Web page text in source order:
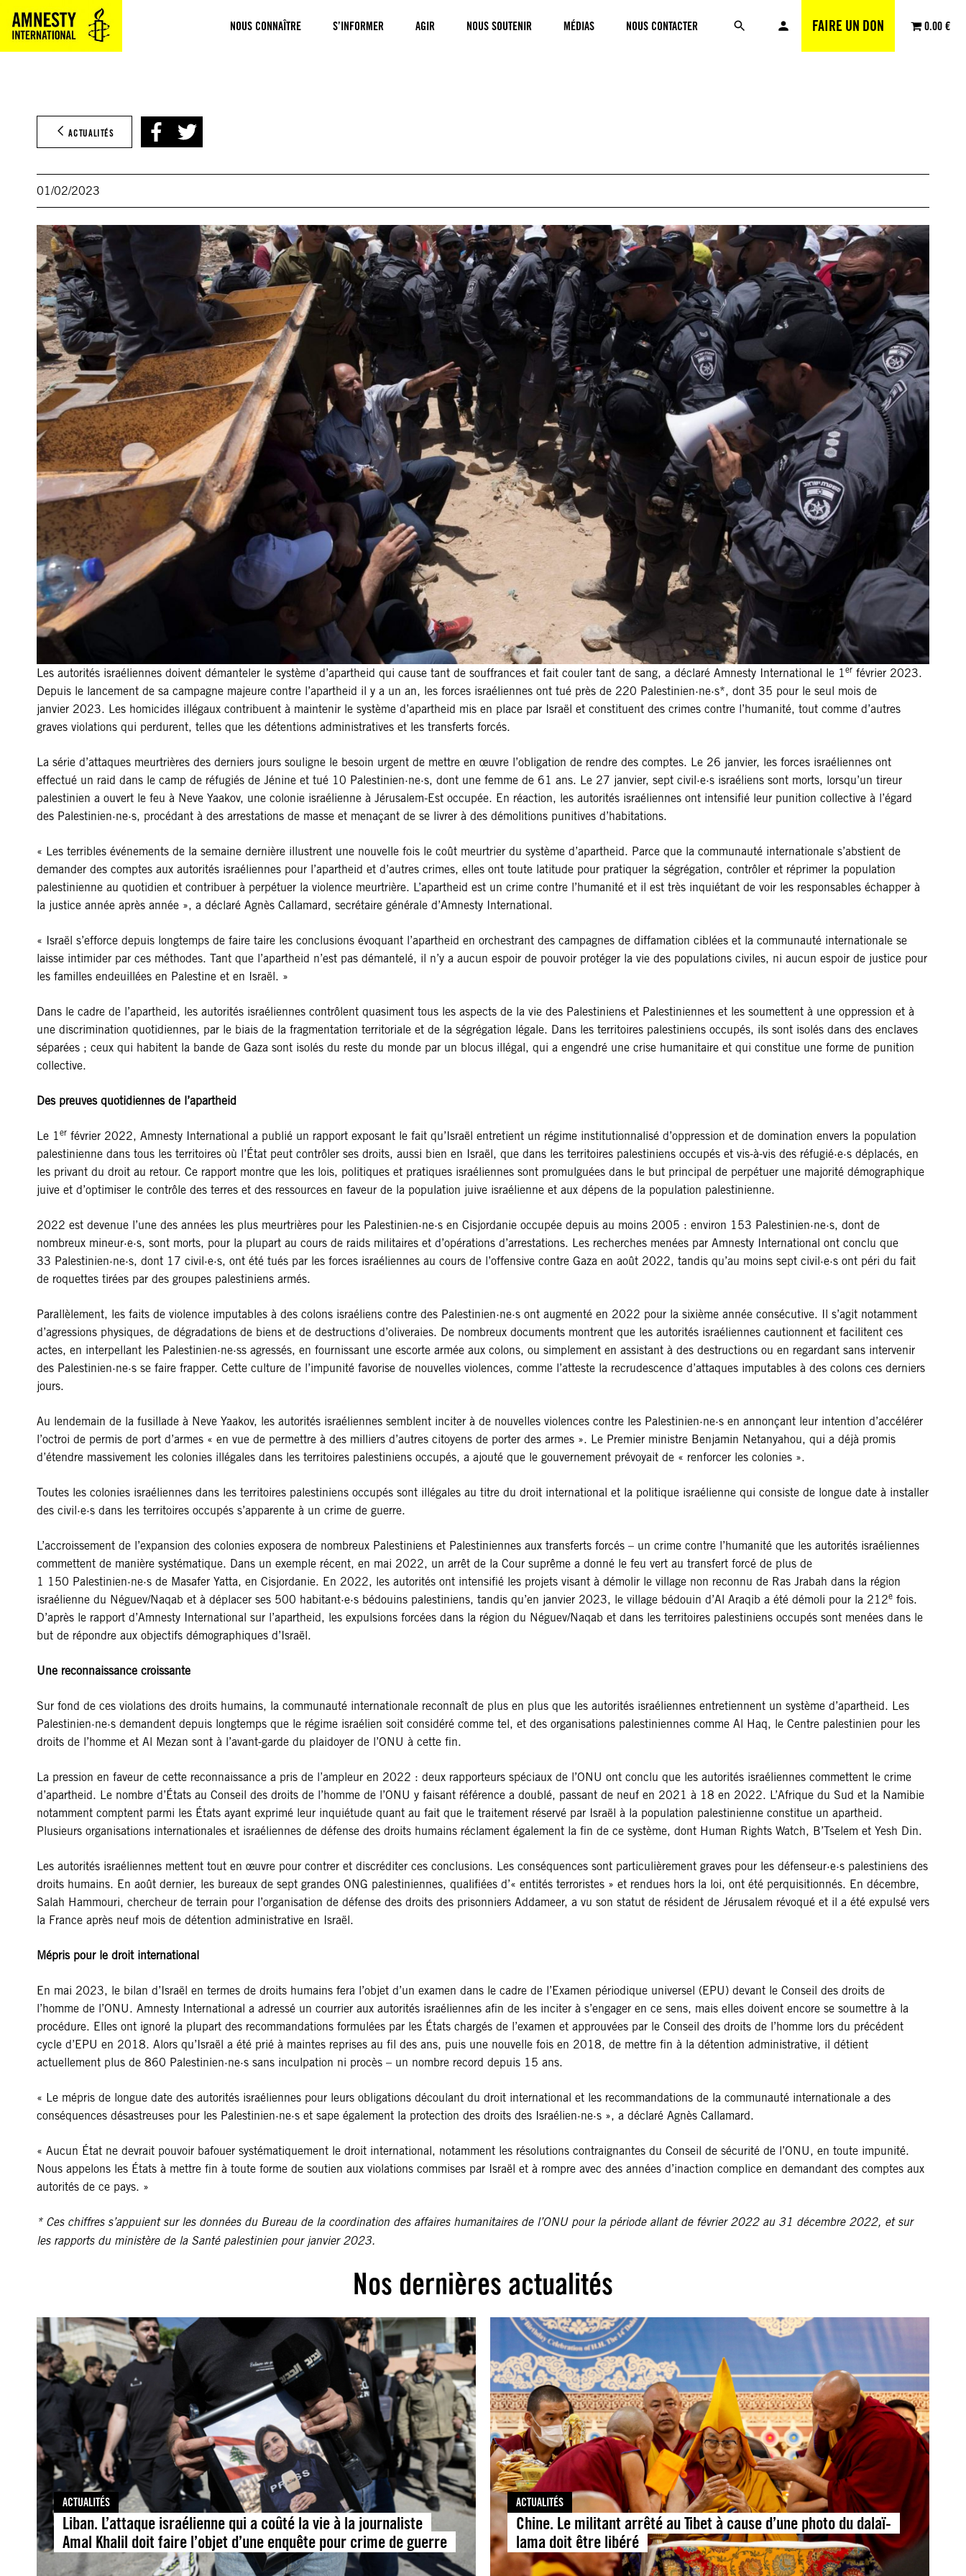
NOUS CONNAÎTRE S’INFORMER AGIR NOUS SOUTENIR MÉDIAS NOUS CONTACTER FAIRE UN DON 0.00 €
Aller
contenu
ACTUALITÉS
01/02/2023
Les autorités israéliennes doivent démanteler le système d’apartheid qui cause tant de souffrances et fait couler tant de sang, a déclaré Amnesty International le 1erfévrier 2023.
Depuis le lancement de sa campagne majeure contre l’apartheid il y a un an, les forces israéliennes ont tué près de 220 Palestinien·ne·s*, dont 35 pour le seul mois de
janvier 2023. Les homicides illégaux contribuent à maintenir le système d’apartheid mis en place par Israël et constituent des crimes contre l’humanité, tout comme d’autres
graves violations qui perdurent, telles que les détentions administratives et les transferts forcés.
La série d’attaques meurtrières des derniers jours souligne le besoin urgent de mettre en œuvre l’obligation de rendre des comptes. Le 26 janvier, les forces israéliennes ont
effectué un raid dans le camp de réfugiés de Jénine et tué 10 Palestinien·ne·s, dont une femme de 61 ans. Le 27 janvier, sept civil·e·s israéliens sont morts, lorsqu’un tireur
palestinien a ouvert le feu à Neve Yaakov, une colonie israélienne à Jérusalem-Est occupée. En réaction, les autorités israéliennes ont intensifié leur punition collective à l’égard
des Palestinien·ne·s, procédant à des arrestations de masse et menaçant de se livrer à des démolitions punitives d’habitations.
« Les terribles événements de la semaine dernière illustrent une nouvelle fois le coût meurtrier du système d’apartheid. Parce que la communauté internationale s’abstient de
demander des comptes aux autorités israéliennes pour l’apartheid et d’autres crimes, elles ont toute latitude pour pratiquer la ségrégation, contrôler et réprimer la population
palestinienne au quotidien et contribuer à perpétuer la violence meurtrière. L’apartheid est un crime contre l’humanité et il est très inquiétant de voir les responsables échapper à
la justice année après année », a déclaré Agnès Callamard, secrétaire générale d’Amnesty International.
« Israël s’efforce depuis longtemps de faire taire les conclusions évoquant l’apartheid en orchestrant des campagnes de diffamation ciblées et la communauté internationale se
laisse intimider par ces méthodes. Tant que l’apartheid n’est pas démantelé, il n’y a aucun espoir de pouvoir protéger la vie des populations civiles, ni aucun espoir de justice pour
les familles endeuillées en Palestine et en Israël. »
Dans le cadre de l’apartheid, les autorités israéliennes contrôlent quasiment tous les aspects de la vie des Palestiniens et Palestiniennes et les soumettent à une oppression et à
une discrimination quotidiennes, par le biais de la fragmentation territoriale et de la ségrégation légale. Dans les territoires palestiniens occupés, ils sont isolés dans des enclaves
séparées ; ceux qui habitent la bande de Gaza sont isolés du reste du monde par un blocus illégal, qui a engendré une crise humanitaire et qui constitue une forme de punition
collective.
Des preuves quotidiennes de l’apartheid
Le 1erfévrier 2022, Amnesty International a publié un rapport exposant le fait qu’Israël entretient un régime institutionnalisé d’oppression et de domination envers la population
palestinienne dans tous les territoires où l’État peut contrôler ses droits, aussi bien en Israël, que dans les territoires palestiniens occupés et vis-à-vis des réfugié·e·s déplacés, en
les privant du droit au retour. Ce rapport montre que les lois, politiques et pratiques israéliennes sont promulguées dans le but principal de perpétuer une majorité démographique
juive et d’optimiser le contrôle des terres et des ressources en faveur de la population juive israélienne et aux dépens de la population palestinienne.
2022 est devenue l’une des années les plus meurtrières pour les Palestinien·ne·s en Cisjordanie occupée depuis au moins 2005 : environ 153 Palestinien·ne·s, dont de
nombreux mineur·e·s, sont morts, pour la plupart au cours de raids militaires et d’opérations d’arrestations. Les recherches menées par Amnesty International ont conclu que
33 Palestinien·ne·s, dont 17 civil·e·s, ont été tués par les forces israéliennes au cours de l’offensive contre Gaza en août 2022, tandis qu’au moins sept civil·e·s ont péri du fait
de roquettes tirées par des groupes palestiniens armés.
Parallèlement, les faits de violence imputables à des colons israéliens contre des Palestinien·ne·s ont augmenté en 2022 pour la sixième année consécutive. Il s’agit notamment
d’agressions physiques, de dégradations de biens et de destructions d’oliveraies. De nombreux documents montrent que les autorités israéliennes cautionnent et facilitent ces
actes, en interpellant les Palestinien·ne·ss agressés, en fournissant une escorte armée aux colons, ou simplement en assistant à des destructions ou en regardant sans intervenir
des Palestinien·ne·s se faire frapper. Cette culture de l’impunité favorise de nouvelles violences, comme l’atteste la recrudescence d’attaques imputables à des colons ces derniers
jours.
Au lendemain de la fusillade à Neve Yaakov, les autorités israéliennes semblent inciter à de nouvelles violences contre les Palestinien·ne·s en annonçant leur intention d’accélérer
l’octroi de permis de port d’armes « en vue de permettre à des milliers d’autres citoyens de porter des armes ». Le Premier ministre Benjamin Netanyahou, qui a déjà promis
d’étendre massivement les colonies illégales dans les territoires palestiniens occupés, a ajouté que le gouvernement prévoyait de « renforcer les colonies ».
Toutes les colonies israéliennes dans les territoires palestiniens occupés sont illégales au titre du droit international et la politique israélienne qui consiste de longue date à installer
des civil·e·s dans les territoires occupés s’apparente à un crime de guerre.
L’accroissement de l’expansion des colonies exposera de nombreux Palestiniens et Palestiniennes aux transferts forcés – un crime contre l’humanité que les autorités israéliennes
commettent de manière systématique. Dans un exemple récent, en mai 2022, un arrêt de la Cour suprême a donné le feu vert au transfert forcé de plus de
1 150 Palestinien·ne·s de Masafer Yatta, en Cisjordanie. En 2022, les autorités ont intensifié les projets visant à démolir le village non reconnu de Ras Jrabah dans la région
israélienne du Néguev/Naqab et à déplacer ses 500 habitant·e·s bédouins palestiniens, tandis qu’en janvier 2023, le village bédouin d’Al Araqib a été démoli pour la 212efois.
D’après le rapport d’Amnesty International sur l’apartheid, les expulsions forcées dans la région du Néguev/Naqab et dans les territoires palestiniens occupés sont menées dans le
but de répondre aux objectifs démographiques d’Israël.
Une reconnaissance croissante
Sur fond de ces violations des droits humains, la communauté internationale reconnaît de plus en plus que les autorités israéliennes entretiennent un système d’apartheid. Les
Palestinien·ne·s demandent depuis longtemps que le régime israélien soit considéré comme tel, et des organisations palestiniennes comme Al Haq, le Centre palestinien pour les
droits de l’homme et Al Mezan sont à l’avant-garde du plaidoyer de l’ONU à cette fin.
La pression en faveur de cette reconnaissance a pris de l’ampleur en 2022 : deux rapporteurs spéciaux de l’ONU ont conclu que les autorités israéliennes commettent le crime
d’apartheid. Le nombre d’États au Conseil des droits de l’homme de l’ONU y faisant référence a doublé, passant de neuf en 2021 à 18 en 2022. L’Afrique du Sud et la Namibie
notamment comptent parmi les États ayant exprimé leur inquiétude quant au fait que le traitement réservé par Israël à la population palestinienne constitue un apartheid.
Plusieurs organisations internationales et israéliennes de défense des droits humains réclament également la fin de ce système, dont Human Rights Watch, B’Tselem et Yesh Din.
Les autorités israéliennes mettent tout en œuvre pour contrer et discréditer ces conclusions. Les conséquences sont particulièrement graves pour les défenseur·e·s palestiniens des
droits humains. En août dernier, les bureaux de sept grandes ONG palestiniennes, qualifiées d’« entités terroristes » et rendues hors la loi, ont été perquisitionnés. En décembre,
Salah Hammouri, chercheur de terrain pour l’organisation de défense des droits des prisonniers Addameer, a vu son statut de résident de Jérusalem révoqué et il a été expulsé vers
la France après neuf mois de détention administrative en Israël.
Mépris pour le droit international
En mai 2023, le bilan d’Israël en termes de droits humains fera l’objet d’un examen dans le cadre de l’Examen périodique universel (EPU) devant le Conseil des droits de
l’homme de l’ONU. Amnesty International a adressé un courrier aux autorités israéliennes afin de les inciter à s’engager en ce sens, mais elles doivent encore se soumettre à la
procédure. Elles ont ignoré la plupart des recommandations formulées par les États chargés de l’examen et approuvées par le Conseil des droits de l’homme lors du précédent
cycle d’EPU en 2018. Alors qu’Israël a été prié à maintes reprises au fil des ans, puis une nouvelle fois en 2018, de mettre fin à la détention administrative, il détient
actuellement plus de 860 Palestinien·ne·s sans inculpation ni procès – un nombre record depuis 15 ans.
« Le mépris de longue date des autorités israéliennes pour leurs obligations découlant du droit international et les recommandations de la communauté internationale a des
conséquences désastreuses pour les Palestinien·ne·s et sape également la protection des droits des Israélien·ne·s », a déclaré Agnès Callamard.
« Aucun État ne devrait pouvoir bafouer systématiquement le droit international, notamment les résolutions contraignantes du Conseil de sécurité de l’ONU, en toute impunité.
Nous appelons les États à mettre fin à toute forme de soutien aux violations commises par Israël et à rompre avec des années d’inaction complice en demandant des comptes aux
autorités de ce pays. »
* Ces chiffres s’appuient sur les données du Bureau de la coordination des affaires humanitaires de l’ONU pour la période allant de février 2022 au 31 décembre 2022, et sur
les rapports du ministère de la Santé palestinien pour janvier 2023.
Nos dernières actualités
ACTUALITÉS
Liban. L’attaque israélienne qui a coûté la vie à la journaliste
Amal Khalil doit faire l’objet d’une enquête pour crime de guerre
ACTUALITÉS
Chine. Le militant arrêté au Tibet à cause d’une photo du dalaï-
lama doit être libéré